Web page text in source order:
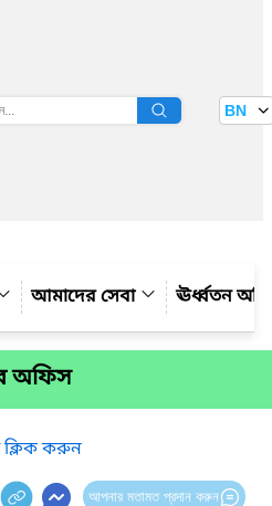
বাতায়ন BN
আমাদের সেবা ঊর্ধ্বতন
অফিস
ক্লিক করুন
আপনার মতামত প্রদান করুন